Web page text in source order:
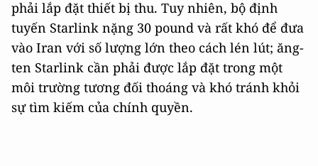
phải lắp đặt thiết bị thu. Tuy nhiên, bộ định
tuyến Starlink nặng 30 pound và rất khó để đưa
vào Iran với số lượng lớn theo cách lén lút; ăng-
ten Starlink cần phải được lắp đặt trong một
môi trường tương đối thoáng và khó tránh khỏi
sự tìm kiếm của chính quyền.